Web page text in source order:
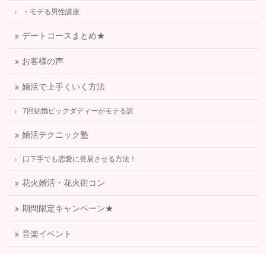
・モテる男性講座
デートコースまとめ★
お客様の声
婚活で上手くいく方法
7回結婚ビックダディーがモテる訳
婚活テクニック塾
口下手でも恋愛に発展させる方法！
花火婚活・花火街コン
期間限定キャンペーン★
音楽イベント